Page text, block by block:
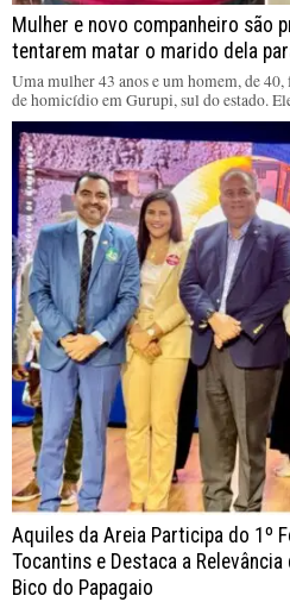
Mulher e novo companheiro são
tentarem matar o marido dela
Uma mulher 43 anos e um homem, de
de homicídio em Gurupi, sul do estado.
Aquiles da Areia Participa do 1º
Tocantins e Destaca a
Bico do Papagaio